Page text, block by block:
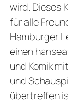
wird. Dieses
für alle
Hamburger
einen
und Komik
und
übertreffen